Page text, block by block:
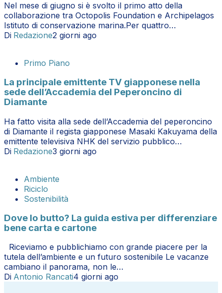
Nel mese di giugno si è svolto il primo atto della
collaborazione tra Octopolis Foundation e Archipelagos
Istituto di conservazione marina.Per quattro…
Di Redazione2 giorni ago
Primo Piano
La principale emittente TV giapponese nella
sede dell’Accademia del Peperoncino di
Diamante
Ha fatto visita alla sede dell’Accademia del peperoncino
di Diamante il regista giapponese Masaki Kakuyama della
emittente televisiva NHK del servizio pubblico…
Di Redazione3 giorni ago
Ambiente
Riciclo
Sostenibilità
Dove lo butto? La guida estiva per differenziare
bene carta e cartone
Riceviamo e pubblichiamo con grande piacere per la
tutela dell’ambiente e un futuro sostenibile Le vacanze
cambiano il panorama, non le…
Di Antonio Rancati4 giorni ago